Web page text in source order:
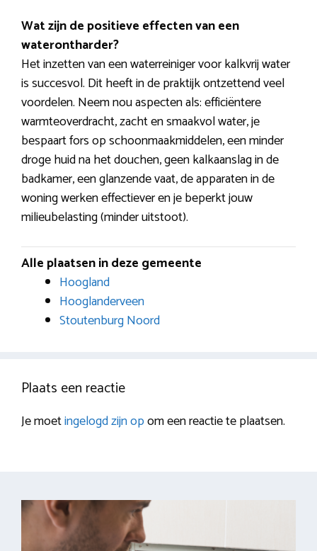
Wat zijn de positieve effecten van een
waterontharder?
Het inzetten van een waterreiniger voor kalkvrij water
is succesvol. Dit heeft in de praktijk ontzettend veel
voordelen. Neem nou aspecten als: efficiëntere
warmteoverdracht, zacht en smaakvol water, je
bespaart fors op schoonmaakmiddelen, een minder
droge huid na het douchen, geen kalkaanslag in de
badkamer, een glanzende vaat, de apparaten in de
woning werken effectiever en je beperkt jouw
milieubelasting (minder uitstoot).
Alle plaatsen in deze gemeente
Hoogland
Hooglanderveen
Stoutenburg Noord
Plaats een reactie
Je moetingelogd zijn opom een reactie te plaatsen.